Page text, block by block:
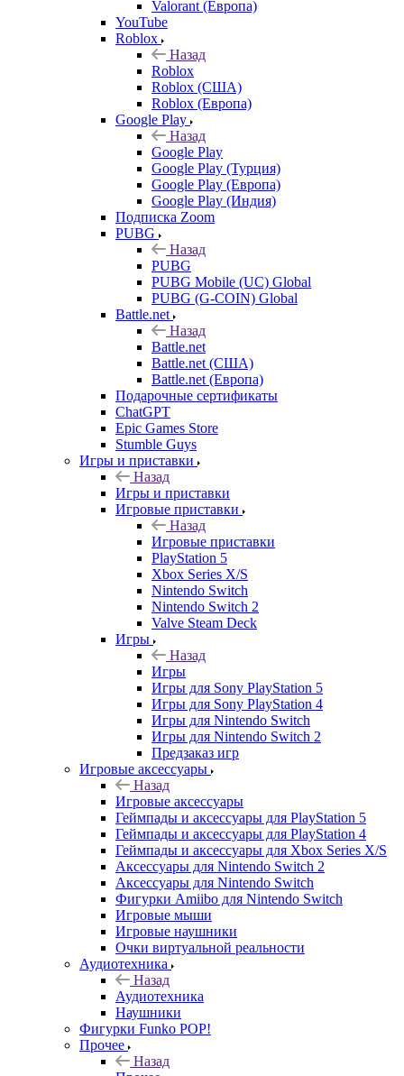
Valorant (Европа)
YouTube
Roblox
Назад
Roblox
Roblox (США)
Roblox (Европа)
Google Play
Назад
Google Play
Google Play (Турция)
Google Play (Европа)
Google Play (Индия)
Подписка Zoom
PUBG
Назад
PUBG
PUBG Mobile (UC) Global
PUBG (G-COIN) Global
Battle.net
Назад
Battle.net
Battle.net (США)
Battle.net (Европа)
Подарочные сертификаты
ChatGPT
Epic Games Store
Stumble Guys
Игры и приставки
Назад
Игры и приставки
Игровые приставки
Назад
Игровые приставки
PlayStation 5
Xbox Series X/S
Nintendo Switch
Nintendo Switch 2
Valve Steam Deck
Игры
Назад
Игры
Игры для Sony PlayStation 5
Игры для Sony PlayStation 4
Игры для Nintendo Switch
Игры для Nintendo Switch 2
Предзаказ игр
Игровые аксессуары
Назад
Игровые аксессуары
Геймпады и аксессуары для PlayStation 5
Геймпады и аксессуары для PlayStation 4
Геймпады и аксессуары для Xbox Series X/S
Аксессуары для Nintendo Switch 2
Аксессуары для Nintendo Switch
Фигурки Amiibo для Nintendo Switch
Игровые мыши
Игровые наушники
Очки виртуальной реальности
Аудиотехника
Назад
Аудиотехника
Наушники
Фигурки Funko POP!
Прочее
Назад